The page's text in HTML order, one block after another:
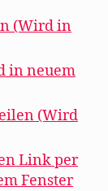
(Wird in
in neuem
(Wird
Link per
Fenster